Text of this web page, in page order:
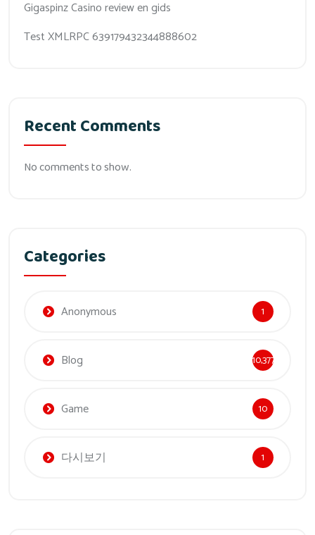
Gigaspinz Casino review en gids
Test XMLRPC 639179432344888602
Recent Comments
No comments to show.
Categories
Anonymous 1
Blog 10,377
Game 10
다시보기 1